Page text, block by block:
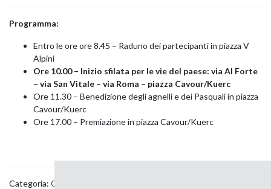
Programma:
Entro le ore ore 8.45 – Raduno dei partecipanti in piazza V
Alpini
Ore 10.00 – Inizio sfilata per le vie del paese: via Al Forte
– via San Vitale – via Roma – piazza Cavour/Kuerc
Ore 11.30 – Benedizione degli agnelli e dei Pasquali in piazza
Cavour/Kuerc
Ore 17.00 – Premiazione in piazza Cavour/Kuerc
Categoria: Cultura & Tradizione